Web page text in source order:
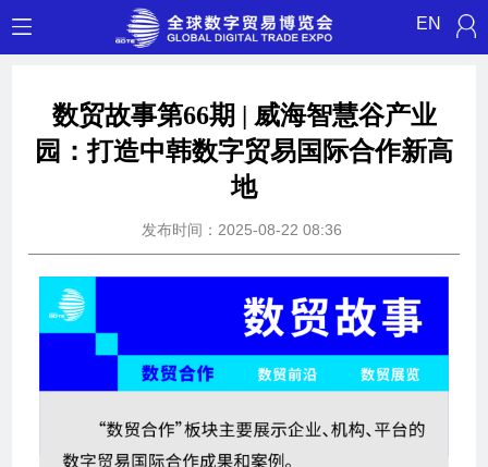
EN
数贸故事第66期 | 威海智慧谷产业
园：打造中韩数字贸易国际合作新高
地
发布时间：2025-08-22 08:36